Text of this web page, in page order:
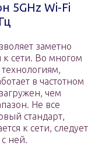
5GHz Wi-Fi
заметно
к сети. Во многом
в частотном
чем
Не все
стандарт,
к сети, следует
ней.